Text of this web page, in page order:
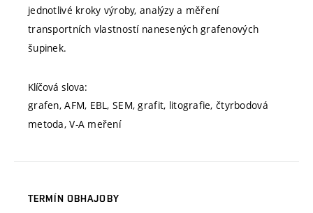
jednotlivé kroky výroby, analýzy a měření
transportních vlastností nanesených grafenových
šupinek.
Klíčová slova:
grafen, AFM, EBL, SEM, grafit, litografie, čtyrbodová
metoda, V-A meření
TERMÍN OBHAJOBY